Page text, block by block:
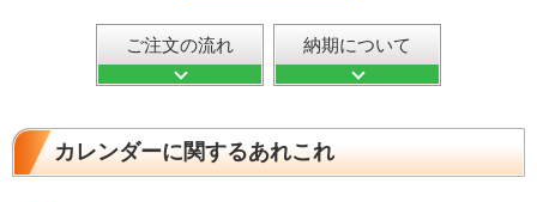
ご注文の流れ 納期について
カレンダーに関するあれこれ